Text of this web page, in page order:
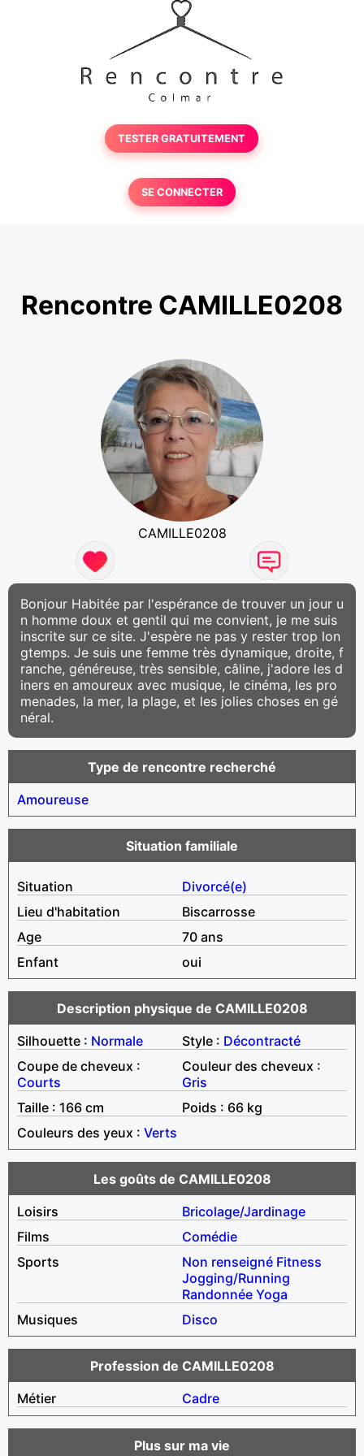
TESTER GRATUITEMENT
SE CONNECTER
Rencontre CAMILLE0208
CAMILLE0208
Bonjour Habitée par l'espérance de trouver un jour u
n homme doux et gentil qui me convient, je me suis
inscrite sur ce site. J'espère ne pas y rester trop lon
gtemps. Je suis une femme très dynamique, droite, f
ranche, généreuse, très sensible, câline, j'adore les d
iners en amoureux avec musique, le cinéma, les pro
menades, la mer, la plage, et les jolies choses en gé
néral.
Type de rencontre recherché
Amoureuse
Situation familiale
Situation
Divorcé(e)
Lieu d'habitation
Biscarrosse
Age
70 ans
Enfant
oui
Description physique de CAMILLE0208
Silhouette : Normale Style : Décontracté
Coupe de cheveux :
Courts
Couleur des cheveux :
Gris
Taille : 166 cm
Poids : 66 kg
Couleurs des yeux : Verts
Les goûts de CAMILLE0208
Loisirs
Bricolage/Jardinage
Films
Comédie
Sports
Non renseigné Fitness
Jogging/Running
Randonnée Yoga
Musiques
Disco
Profession de CAMILLE0208
Métier
Cadre
Plus sur ma vie